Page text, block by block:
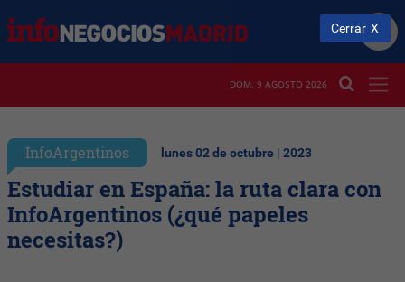
DOM. 9 AGOSTO 2026
InfoArgentinos lunes 02 de octubre | 2023
Estudiar en España: la ruta clara con
InfoArgentinos (¿qué papeles
necesitas?)
Cerrar